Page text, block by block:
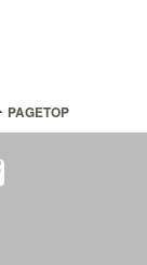
PAGETOP